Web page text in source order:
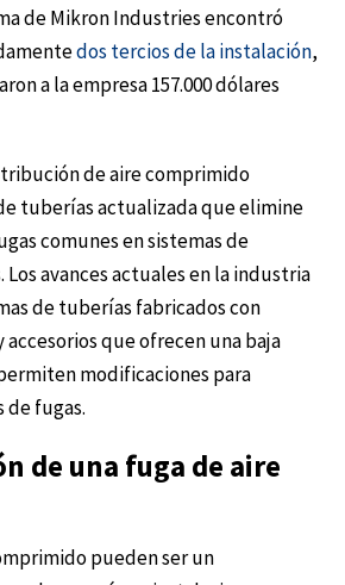
de Mikron Industries encontró
dos tercios de la instalación,
a la empresa 157.000 dólares
de aire comprimido
tuberías actualizada que elimine
comunes en sistemas de
avances actuales en la industria
de tuberías fabricados con
que ofrecen una baja
modificaciones para
de fugas.
de una fuga de aire
pueden ser un